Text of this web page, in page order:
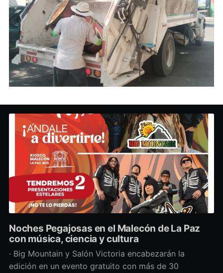
Noches Pegajosas en el Malecón de La Paz
con música, ciencia y cultura
· Big Mountain y Salón Victoria encabezarán la
edición en un evento gratuito con más de 30